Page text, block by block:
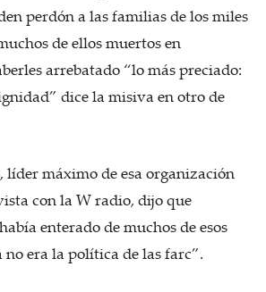
perdón a las familias de los miles
de ellos muertos en
arrebatado “lo más preciado:
dice la misiva en otro de
líder máximo de esa organización
con la W radio, dijo que
enterado de muchos de esos
no era la política de las farc”.